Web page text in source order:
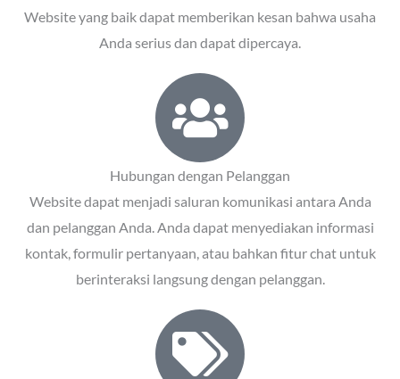
Website yang baik dapat memberikan kesan bahwa usaha
Anda serius dan dapat dipercaya.
Hubungan dengan Pelanggan
Website dapat menjadi saluran komunikasi antara Anda
dan pelanggan Anda. Anda dapat menyediakan informasi
kontak, formulir pertanyaan, atau bahkan fitur chat untuk
berinteraksi langsung dengan pelanggan.